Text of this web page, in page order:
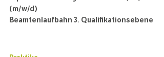
(m/w/d)
Beamtenlaufbahn 3. Qualifikationsebene